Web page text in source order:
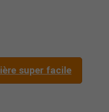
super facile